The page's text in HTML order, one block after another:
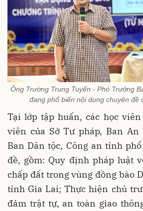
Ông Trường Trung Tuyến - Phó Trưởng
đang phổ biến nội dung chuyên đề
Tại lớp tập huấn, các học
viên của Sở Tư pháp, Ban An
Ban Dân tộc, Công an tỉnh
đề, gồm: Quy định pháp luật
chấp đất trong vùng đồng bào
tỉnh Gia Lai; Thực hiện chủ
đảm trật tự, an toàn giao